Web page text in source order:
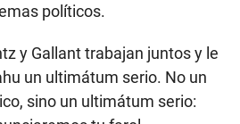
políticos.
y Gallant trabajan juntos y le
un ultimátum serio. No un
sino un ultimátum serio: